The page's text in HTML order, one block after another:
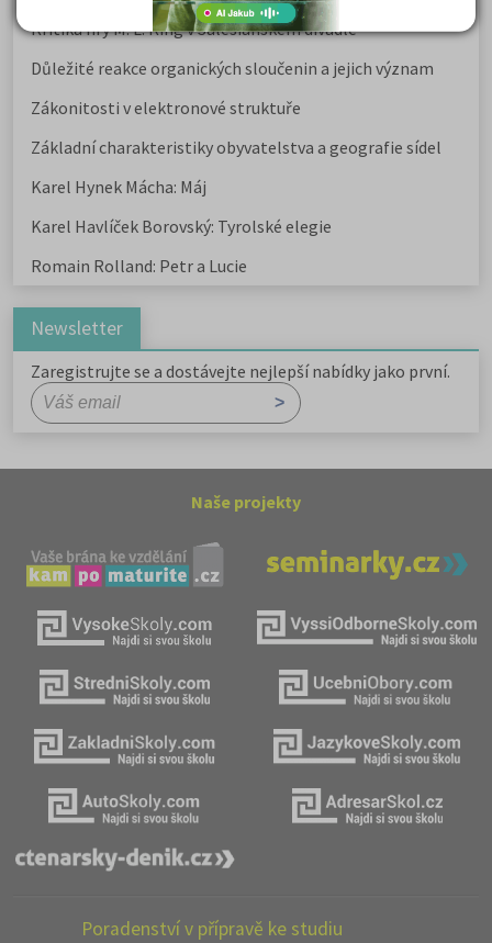
Kritika hry M. L. King v Salesiánském divadle
Důležité reakce organických sloučenin a jejich význam
Zákonitosti v elektronové struktuře
Základní charakteristiky obyvatelstva a geografie sídel
Karel Hynek Mácha: Máj
Karel Havlíček Borovský: Tyrolské elegie
Romain Rolland: Petr a Lucie
Newsletter
Zaregistrujte se a dostávejte nejlepší nabídky jako první.
Naše projekty
Poradenství v přípravě ke studiu